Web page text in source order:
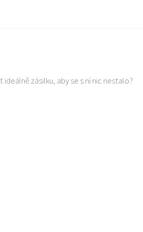
zásilku, aby se s ní nic nestalo?